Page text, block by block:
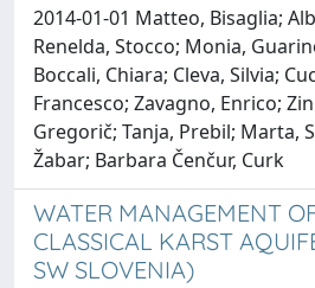
2014-01-01 Matteo, Bisaglia;
Renelda, Stocco; Monia,
Boccali, Chiara; Cleva, Silvia;
Francesco; Zavagno, Enrico;
Gregorič; Tanja, Prebil; Marta,
Žabar; Barbara Čenčur, Curk
WATER MANAGEMENT
CLASSICAL KARST
SW SLOVENIA)